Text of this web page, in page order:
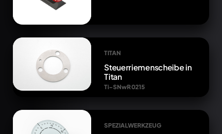
TITAN
Steuerriemenscheibe in
Titan
Ti-SNwR 0215
SPEZIALWERKZEUG